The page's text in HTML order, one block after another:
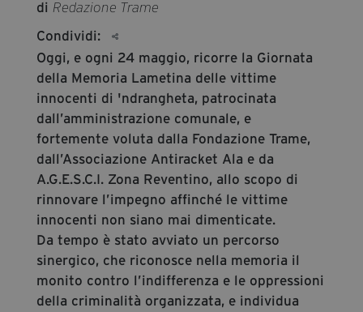
info@tramefestival.it
+39 346 954 4078
di Redazione Trame
Condividi:
Oggi, e ogni 24 maggio, ricorre la Giornata
della Memoria Lametina delle vittime
innocenti di 'ndrangheta, patrocinata
dall’amministrazione comunale, e
fortemente voluta dalla Fondazione Trame,
dall’Associazione Antiracket Ala e da
A.G.E.S.C.I. Zona Reventino, allo scopo di
rinnovare l’impegno affinché le vittime
innocenti non siano mai dimenticate.
Da tempo è stato avviato un percorso
sinergico, che riconosce nella memoria il
monito contro l’indifferenza e le oppressioni
della criminalità organizzata, e individua